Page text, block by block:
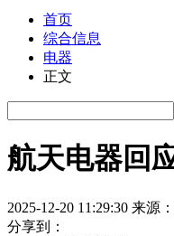
首页
综合信息
电器
正文
航天电器回
2025-12-20 11:29:30 来源
分享到：